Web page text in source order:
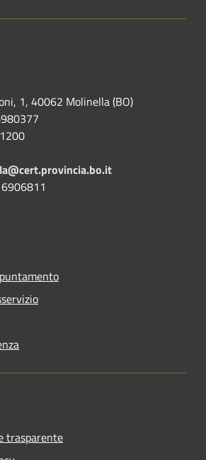
1, 40062 Molinella (BO)
trasparente